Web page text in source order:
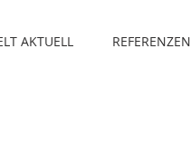
AKTUELL REFERENZEN